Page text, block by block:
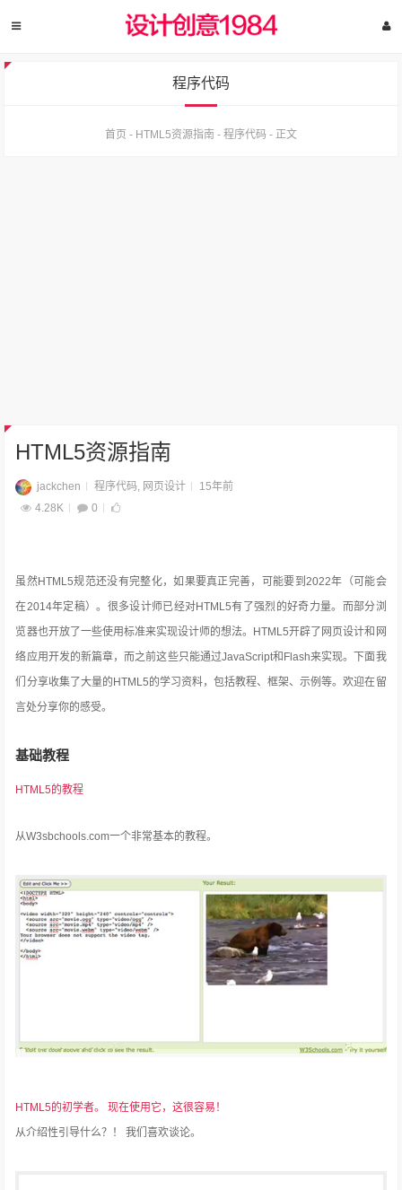
程序代码
首页 - HTML5资源指南 - 程序代码 - 正文
HTML5资源指南
jackchen 程序代码, 网页设计
15年前
4.28K
0
虽然HTML5规范还没有完整化，如果要真正完善，可能要到2022年（可能会
在2014年定稿）。很多设计师已经对HTML5有了强烈的好奇力量。而部分浏
览器也开放了一些使用标准来实现设计师的想法。HTML5开辟了网页设计和网
络应用开发的新篇章，而之前这些只能通过JavaScript和Flash来实现。下面我
们分享收集了大量的HTML5的学习资料，包括教程、框架、示例等。欢迎在留
言处分享你的感受。
基础教程
HTML5的教程
从W3sbchools.com一个非常基本的教程。
HTML5的初学者。
现在使用它，这很容易！
从介绍性引导什么？！
我们喜欢谈论。